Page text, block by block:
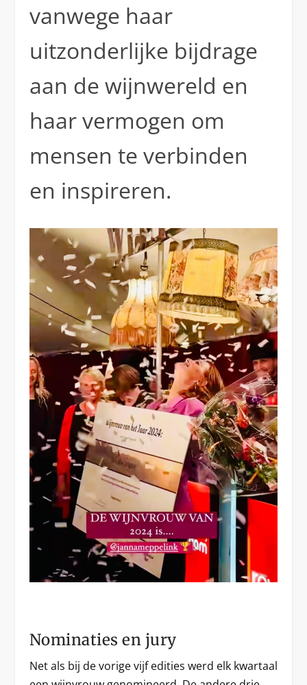
vanwege haar
uitzonderlijke bijdrage
aan de wijnwereld en
haar vermogen om
mensen te verbinden
en inspireren.
Nominaties en jury
Net als bij de vorige vijf edities werd elk kwartaal